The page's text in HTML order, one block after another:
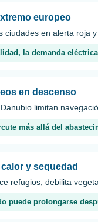
europeo
ciudades en alerta roja
la demanda
en descenso
limitan
más allá del
y sequedad
refugios, debilita
puede prolongarse